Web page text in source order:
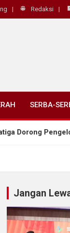
Redaksi
SERBA-
Pengelolaan
Jangan